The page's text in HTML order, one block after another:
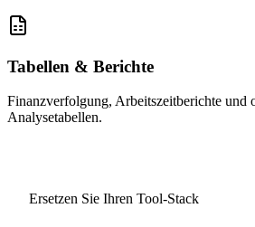
Tabellen & Berichte
Finanzverfolgung, Arbeitszeitberichte und
Analysetabellen.
Ersetzen Sie Ihren Tool-Stack